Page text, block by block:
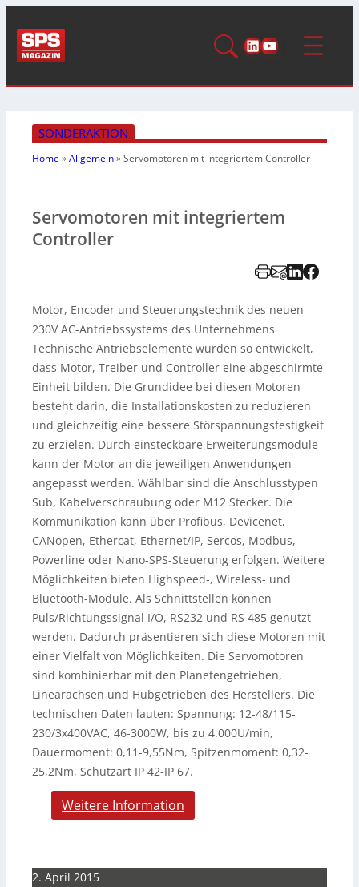
LinkedIn
YouTube
SONDERAKTION
Home»Allgemein»Servomotoren mit integriertem Controller
Servomotoren mit integriertem
Controller
Motor, Encoder und Steuerungstechnik des neuen
230V AC-Antriebssystems des Unternehmens
Technische Antriebselemente wurden so entwickelt,
dass Motor, Treiber und Controller eine abgeschirmte
Einheit bilden. Die Grundidee bei diesen Motoren
besteht darin, die Installationskosten zu reduzieren
und gleichzeitig eine bessere Störspannungsfestigkeit
zu erzielen. Durch einsteckbare Erweiterungsmodule
kann der Motor an die jeweiligen Anwendungen
angepasst werden. Wählbar sind die Anschlusstypen
Sub, Kabelverschraubung oder M12 Stecker. Die
Kommunikation kann über Profibus, Devicenet,
CANopen, Ethercat, Ethernet/IP, Sercos, Modbus,
Powerline oder Nano-SPS-Steuerung erfolgen. Weitere
Möglichkeiten bieten Highspeed-, Wireless- und
Bluetooth-Module. Als Schnittstellen können
Puls/Richtungssignal I/O, RS232 und RS 485 genutzt
werden. Dadurch präsentieren sich diese Motoren mit
einer Vielfalt von Möglichkeiten. Die Servomotoren
sind kombinierbar mit den Planetengetrieben,
Linearachsen und Hubgetrieben des Herstellers. Die
technischen Daten lauten: Spannung: 12-48/115-
230/3x400VAC, 46-3000W, bis zu 4.000U/min,
Dauermoment: 0,11-9,55Nm, Spitzenmoment: 0,32-
25,2Nm, Schutzart IP 42-IP 67.
Weitere Information
2. April 2015